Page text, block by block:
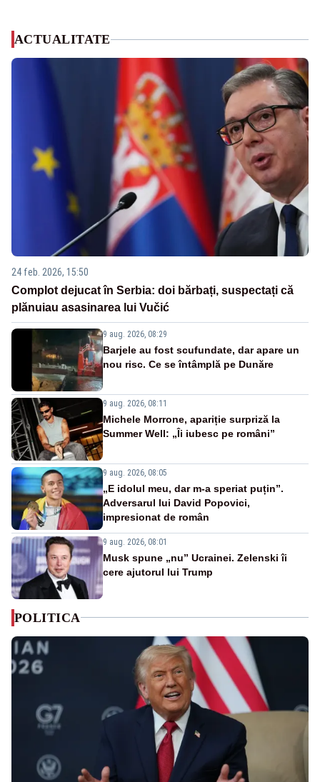
ACTUALITATE
24 feb. 2026, 15:50
Complot dejucat în Serbia: doi bărbați, suspectați că
plănuiau asasinarea lui Vučić
9 aug. 2026, 08:29
Barjele au fost scufundate, dar apare un
nou risc. Ce se întâmplă pe Dunăre
9 aug. 2026, 08:11
Michele Morrone, apariție surpriză la
Summer Well: „Îi iubesc pe români”
9 aug. 2026, 08:05
„E idolul meu, dar m-a speriat puțin”.
Adversarul lui David Popovici,
impresionat de român
9 aug. 2026, 08:01
Musk spune „nu” Ucrainei. Zelenski îi
cere ajutorul lui Trump
POLITICA